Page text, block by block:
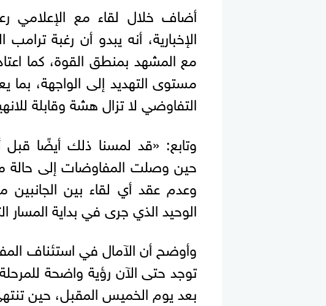
أضاف خلال لقاء مع الإعلامي
الإخبارية، أنه يبدو أن رغبة
مع المشهد بمنطق القوة، كما
مستوى التهديد إلى الواجهة، بما
التفاوضي لا تزال هشة وقابلة
وتابع: «قد لمسنا ذلك أيضًا قبل
حين وصلت المفاوضات إلى حالة
وعدم عقد أي لقاء بين الجانبين
الوحيد الذي جرى في بداية المسار
وأوضح أن الآمال في استئناف
توجد حتى الآن رؤية واضحة
بعد يوم الخميس المقبل، حين